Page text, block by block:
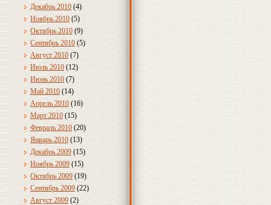
Декабрь 2010 (4)
Ноябрь 2010 (5)
Октябрь 2010 (9)
Сентябрь 2010 (5)
Август 2010 (7)
Июль 2010 (12)
Июнь 2010 (7)
Май 2010 (14)
Апрель 2010 (16)
Март 2010 (15)
Февраль 2010 (20)
Январь 2010 (13)
Декабрь 2009 (15)
Ноябрь 2009 (15)
Октябрь 2009 (19)
Сентябрь 2009 (22)
Август 2009 (2)